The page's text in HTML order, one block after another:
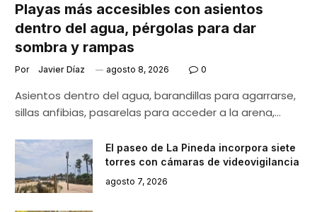
Playas más accesibles con asientos
dentro del agua, pérgolas para dar
sombra y rampas
Por Javier Díaz agosto 8, 2026 0
Asientos dentro del agua, barandillas para agarrarse,
sillas anfibias, pasarelas para acceder a la arena,…
El paseo de La Pineda incorpora siete
torres con cámaras de videovigilancia
agosto 7, 2026